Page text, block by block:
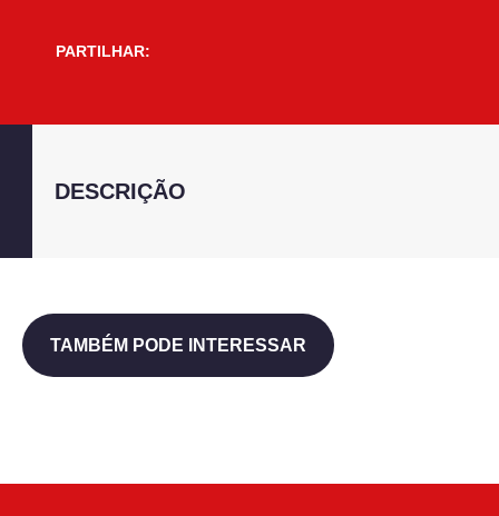
PARTILHAR:
DESCRIÇÃO
TAMBÉM PODE INTERESSAR